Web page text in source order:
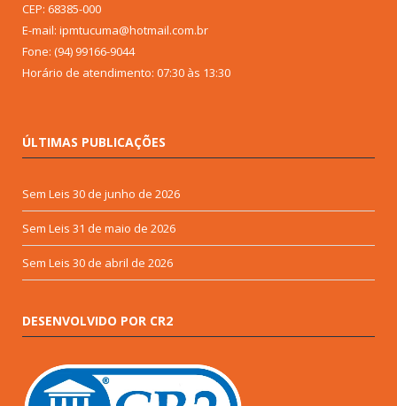
CEP: 68385-000
E-mail: ipmtucuma@hotmail.com.br
Fone: (94) 99166-9044
Horário de atendimento: 07:30 às 13:30
ÚLTIMAS PUBLICAÇÕES
Sem Leis 30 de junho de 2026
Sem Leis 31 de maio de 2026
Sem Leis 30 de abril de 2026
DESENVOLVIDO POR CR2